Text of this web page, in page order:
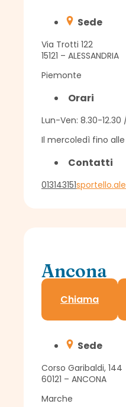
Sede
Via Trotti 122
15121 – ALESSANDRIA
Piemonte
Orari
Lun-Ven: 8.30-12.30
Il mercoledì fino alle
Contatti
013143151
Ancona
Delegazione
Chiama
Sede
Corso Garibaldi, 144
60121 – ANCONA
Marche